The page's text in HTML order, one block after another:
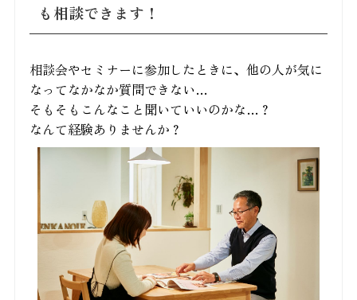
も相談できます！
相談会やセミナーに参加したときに、他の人が気に
なってなかなか質問できない…
そもそもこんなこと聞いていいのかな…？
なんて経験ありませんか？